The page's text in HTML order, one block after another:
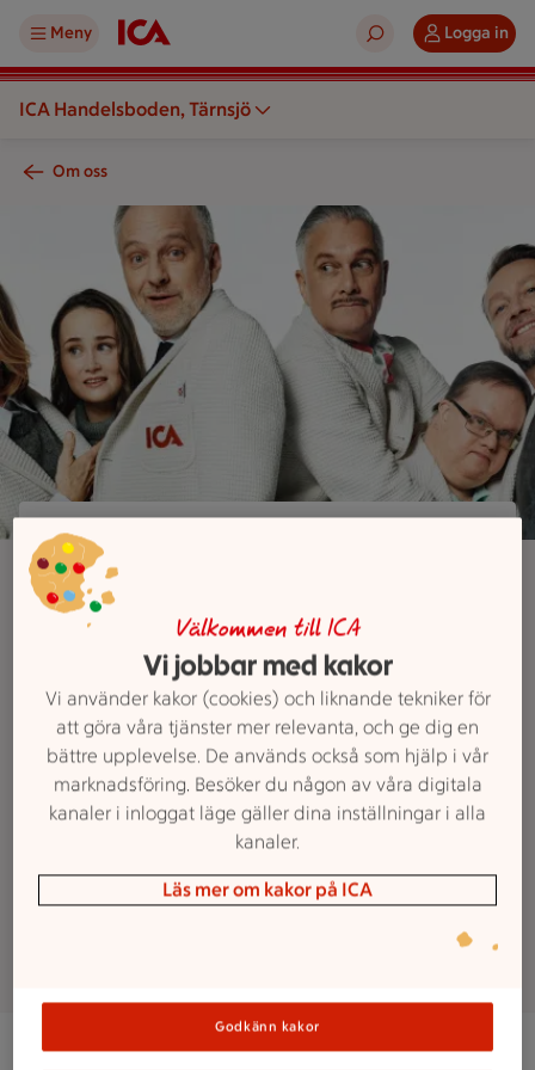
Meny Logga in
ICA Handelsboden, Tärnsjö
Om oss
En grupp personer står tillsammans och bär vita tröjor med
Jobba hos ICA
Handelsboden,
Tärnsjö
Vill du bli en del av Nära-familjen?
Vi letar alltid efter nya engagerade
kollegor till vår butik. Här kan du se
vilka tjänster som finns ute just nu.
Välkommen till ICA
Vi jobbar med kakor
Vi använder kakor (cookies) och liknande tekniker för
att göra våra tjänster mer relevanta, och ge dig en
bättre upplevelse. De används också som hjälp i vår
marknadsföring. Besöker du någon av våra digitala
kanaler i inloggat läge gäller dina inställningar i alla
kanaler.
Läs mer om kakor på ICA
Godkänn kakor